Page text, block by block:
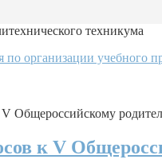
V Общероссийскому
к V